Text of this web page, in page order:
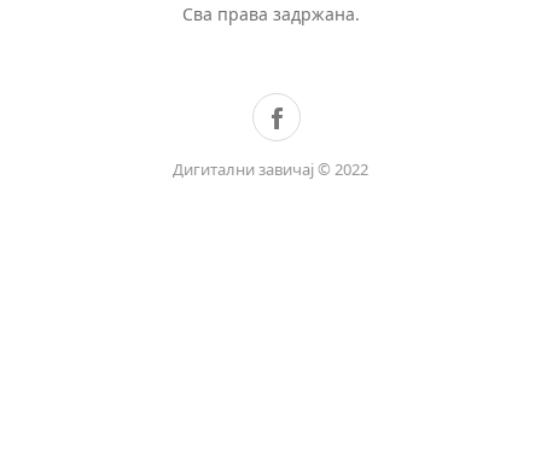
Сва права задржана.
Дигитални завичај © 2022